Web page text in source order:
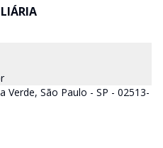
Verde, São Paulo - SP - 02513-